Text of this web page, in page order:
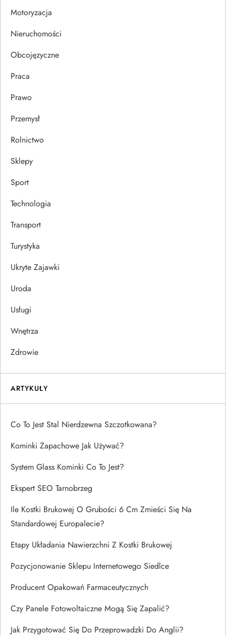
u
Motoryzacja
Nieruchomości
Obcojęzyczne
Praca
Prawo
Przemysł
Rolnictwo
Sklepy
Sport
Technologia
Transport
Turystyka
Ukryte Zajawki
Uroda
Usługi
Wnętrza
Zdrowie
ARTYKUŁY
Co To Jest Stal Nierdzewna Szczotkowana?
Kominki Zapachowe Jak Używać?
System Glass Kominki Co To Jest?
Ekspert SEO Tarnobrzeg
Ile Kostki Brukowej O Grubości 6 Cm Zmieści Się Na
Standardowej Europalecie?
Etapy Układania Nawierzchni Z Kostki Brukowej
Pozycjonowanie Sklepu Internetowego Siedlce
Producent Opakowań Farmaceutycznych
Czy Panele Fotowoltaiczne Mogą Się Zapalić?
Jak Przygotować Się Do Przeprowadzki Do Anglii?